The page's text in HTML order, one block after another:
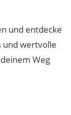
und entdecke
und wertvolle
Weg